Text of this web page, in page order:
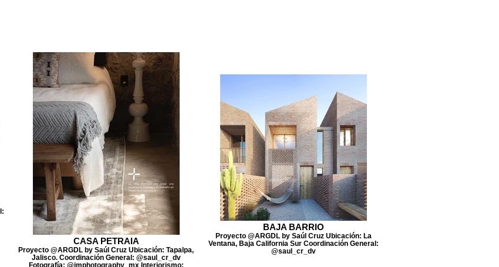
CASA PETRAIA
Proyecto @ARGDL by Saúl Cruz Ubicación: Tapalpa,
Jalisco. Coordinación General: @saul_cr_dv
Fotografía: @jmphotography_mx Interiorismo:
BAJA BARRIO
Proyecto @ARGDL by Saúl Cruz Ubicación: La
Ventana, Baja California Sur Coordinación General:
@saul_cr_dv